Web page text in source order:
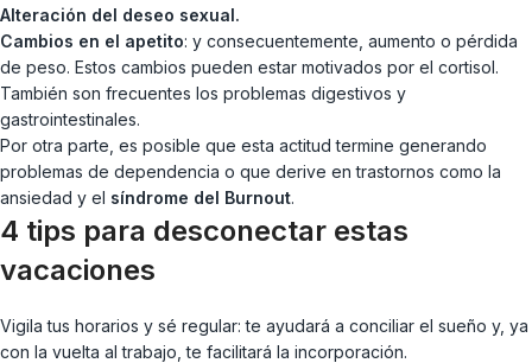
Alteración del deseo sexual.
Cambios en el apetito: y consecuentemente, aumento o pérdida
de peso. Estos cambios pueden estar motivados por el cortisol.
También son frecuentes los problemas digestivos y
gastrointestinales.
Por otra parte, es posible que esta actitud termine generando
problemas de dependencia o que derive en trastornos como la
ansiedad y el síndrome del Burnout.
4 tips para desconectar estas
vacaciones
Vigila tus horarios y sé regular: te ayudará a conciliar el sueño y, ya
con la vuelta al trabajo, te facilitará la incorporación.